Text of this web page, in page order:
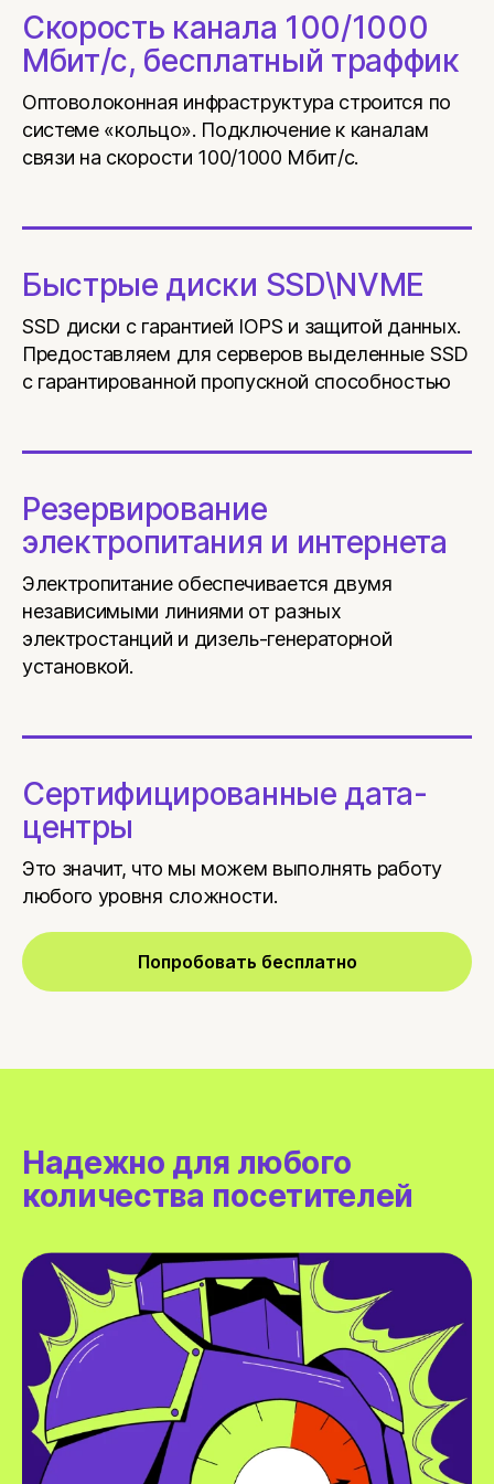
Скорость канала 100/1000
Мбит/с, бесплатный траффик
Оптоволоконная инфраструктура строится по
системе «кольцо». Подключение к каналам
связи на скорости 100/1000 Мбит/с.
Быстрые диски SSD\NVME
SSD диски с гарантией IOPS и защитой данных.
Предоставляем для серверов выделенные SSD
с гарантированной пропускной способностью
Резервирование
электропитания и интернета
Электропитание обеспечивается двумя
независимыми линиями от разных
электростанций и дизель-генераторной
установкой.
Сертифицированные дата-
центры
Это значит, что мы можем выполнять работу
любого уровня сложности.
Попробовать бесплатно
Надежно для любого
количества посетителей